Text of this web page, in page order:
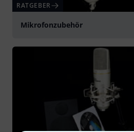
RATGEBER
Mikrofonzubehör